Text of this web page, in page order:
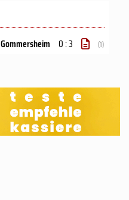
Gommersheim 0 : 3 (1)